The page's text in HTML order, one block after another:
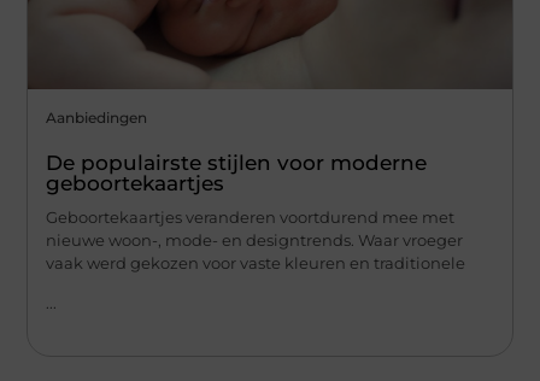
Aanbiedingen
De populairste stijlen voor moderne
geboortekaartjes
Geboortekaartjes veranderen voortdurend mee met
nieuwe woon-, mode- en designtrends. Waar vroeger
vaak werd gekozen voor vaste kleuren en traditionele